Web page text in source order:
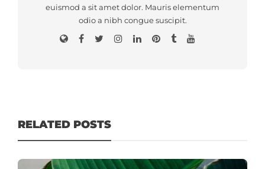
euismod a sit amet dolor. Mauris elementum
odio a nibh congue suscipit.
RELATED POSTS